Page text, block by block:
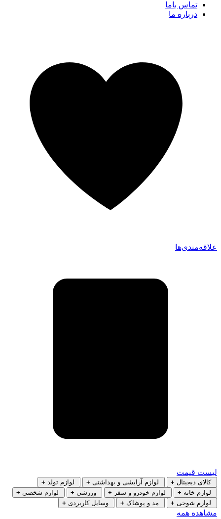
تماس باما
درباره ما
علاقه‌مندی‌ها
لیست قیمت
کالای دیجیتال + لوازم آرایشی و بهداشتی + لوازم تولد +
لوازم خانه + لوازم خودرو و سفر + ورزشی + لوازم شخصی +
لوازم شوخی + مد و پوشاک + وسایل کاربردی +
مشاهده همه